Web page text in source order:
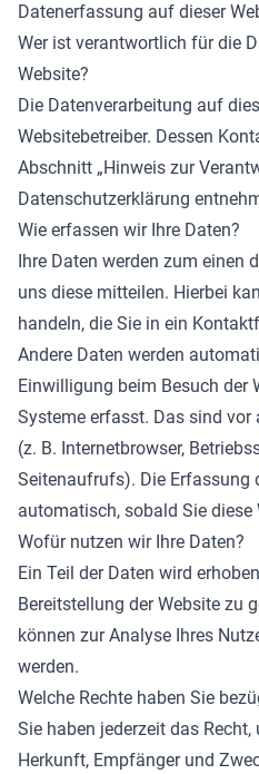
Datenerfassung auf dieser
Wer ist verantwortlich für die
Website?
Die Datenverarbeitung auf
Websitebetreiber. Dessen
Abschnitt „Hinweis zur
Datenschutzerklärung
Wie erfassen wir Ihre Daten?
Ihre Daten werden zum einen
uns diese mitteilen. Hierbei
handeln, die Sie in ein
Andere Daten werden
Einwilligung beim Besuch der
Systeme erfasst. Das sind vor
(z. B. Internetbrowser,
Seitenaufrufs). Die Erfassung
automatisch, sobald Sie diese
Wofür nutzen wir Ihre Daten?
Ein Teil der Daten wird
Bereitstellung der Website zu
können zur Analyse Ihres
werden.
Welche Rechte haben Sie
Sie haben jederzeit das
Herkunft, Empfänger und